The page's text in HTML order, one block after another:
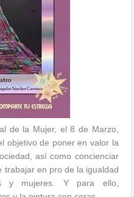
de la Mujer, el 8 de Marzo,
objetivo de poner en valor la
así como concienciar
trabajar en pro de la igualdad
y mujeres. Y para ello,